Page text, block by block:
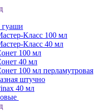
Класс 100 мл
Класс 40 мл
100 мл
40 мл
100 мл перламутровая
штучно
40 мл